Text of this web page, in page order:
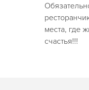
места, где
счастья!!!